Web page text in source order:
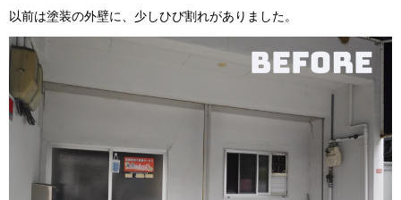
以前は塗装の外壁に、少しひび割れがありました。